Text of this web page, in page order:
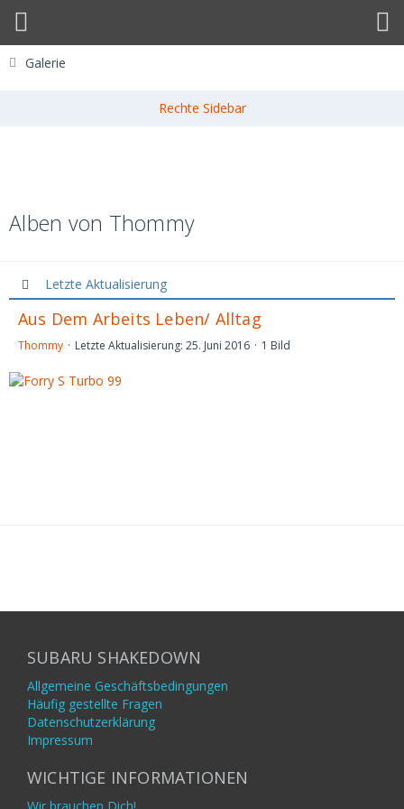
Galerie
Alben von Thommy
Letzte Aktualisierung
Aus Dem Arbeits Leben/ Alltag
Thommy Letzte Aktualisierung: 25. Juni 2016 1 Bild
SUBARU SHAKEDOWN
Allgemeine Geschäftsbedingungen
Häufig gestellte Fragen
Datenschutzerklärung
Impressum
WICHTIGE INFORMATIONEN